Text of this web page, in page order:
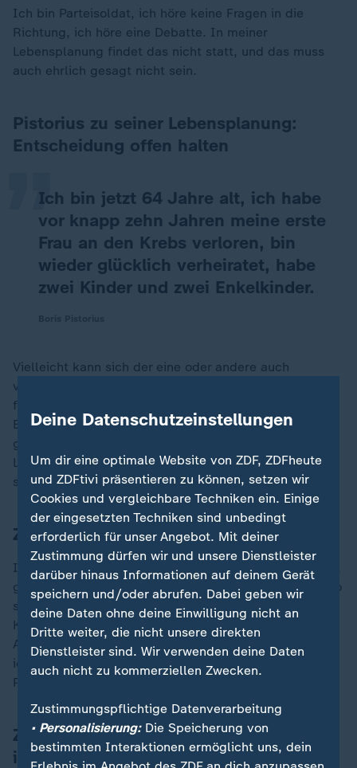
Ich bin Parteisoldat, ich höre keine Fragen in die
Richtung, ich höre eine Debatte. In meiner
Lebensplanung findet das nicht statt, und das muss
auch ehrlich gesagt nicht sein.
Pistorius zu seiner Lebensplanung:
Entscheidung offen halten
Ich bin jetzt 64 Jahre alt, ich habe
vor knapp zehn Jahren meine erste
Frau an den Krebs verloren, bin
wieder glücklich verheiratet, habe
zwei Kinder und zwei Enkelkinder.
„
Vielleicht kann sich der eine oder andere auch
vorstellen, dass ich mich, gestellt vor die Frage, auch
für was anderes entscheide würde. Und diese
Entscheidung möchte ich mir gerne offen halten. Da
geht es nicht um Taktieren, da geht es nicht um
Lavieren, sondern da geht es darum, wie stellt man
sich selber persönlich auf.
Zur Auschlusseritis: Nichts außer Papst
In der Politik sollte man nie irgendetwas ausschließen,
ganz egal worum es geht, weil die Welt sich einfach so
schnell dreht, dass übermorgen eine völlig andere
Konstellation sein kann. Da werden Sie von mir keinen
Ausschluss für irgendetwas finden. Das Einzige, was
ich definitiv ausschließen kann, ist, dass ich noch
Papst werde.
Zur Lage der SPD: Parteispitze wird
ihren Weg finden
Deine Datenschutzeinstellungen
Um dir eine optimale Website von ZDF, ZDFheute
und ZDFtivi präsentieren zu können, setzen wir
Cookies und vergleichbare Techniken ein. Einige
der eingesetzten Techniken sind unbedingt
erforderlich für unser Angebot. Mit deiner
Zustimmung dürfen wir und unsere Dienstleister
darüber hinaus Informationen auf deinem Gerät
speichern und/oder abrufen. Dabei geben wir
deine Daten ohne deine Einwilligung nicht an
Dritte weiter, die nicht unsere direkten
Dienstleister sind. Wir verwenden deine Daten
auch nicht zu kommerziellen Zwecken.
Zustimmungspflichtige Datenverarbeitung
• Personalisierung:Die Speicherung von
bestimmten Interaktionen ermöglicht uns, dein